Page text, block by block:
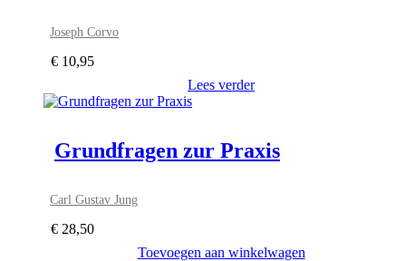
Joseph Corvo
€ 10,95
Lees verder
Grundfragen zur Praxis
Carl Gustav Jung
€ 28,50
Toevoegen aan winkelwagen